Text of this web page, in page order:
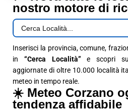
nostro motore di
Inserisci la provincia, comune,
in “Cerca Località” e scopri
aggiornate di oltre 10.000 località
meteo in tempo reale.
☀️ Meteo Corzano
tendenza affidabile